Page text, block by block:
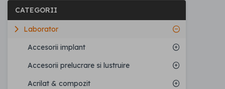
CATEGORII
Laborator
Accesorii implant
Accesorii prelucrare si lustruire
Acrilat & compozit